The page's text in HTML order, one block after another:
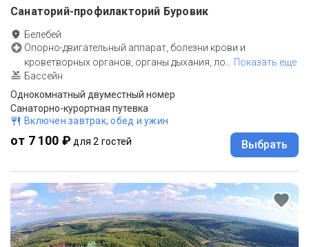
Санаторий-профилакторий Буровик
Белебей
Опорно-двигательный аппарат, болезни крови и
кроветворных органов, органы дыхания, ло… Показать еще
Бассейн
Однокомнатный двуместный номер
Санаторно-курортная путевка
Включен завтрак, обед и ужин
от 7 100 ₽ для 2 гостей Выбрать